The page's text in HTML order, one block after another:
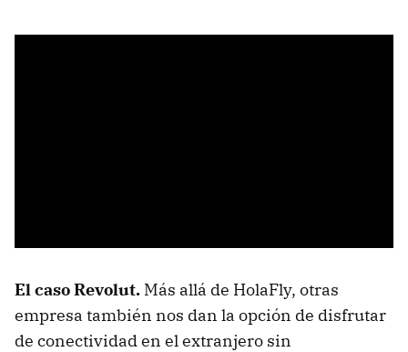
El caso Revolut. Más allá de HolaFly, otras
empresa también nos dan la opción de disfrutar
de conectividad en el extranjero sin